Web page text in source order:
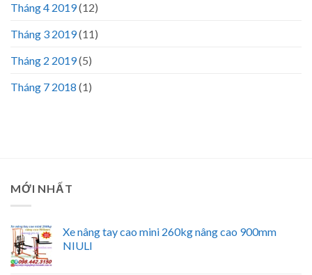
Tháng 4 2019(12)
Tháng 3 2019(11)
Tháng 2 2019(5)
Tháng 7 2018 (1)
MỚI NHẤT
Xe nâng tay cao mini 260kg nâng cao 900mm
NIULI